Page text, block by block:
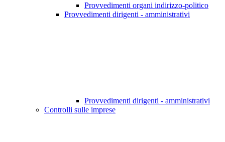
Provvedimenti organi indirizzo-politico
Provvedimenti dirigenti - amministrativi
Provvedimenti dirigenti - amministrativi
Controlli sulle imprese